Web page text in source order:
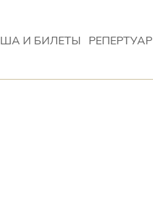
И БИЛЕТЫ РЕПЕРТУАР